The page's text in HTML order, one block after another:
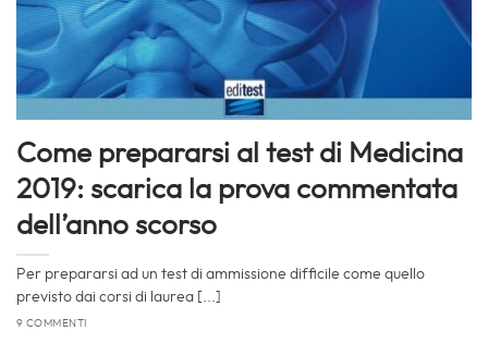
Come prepararsi al test di Medicina
2019: scarica la prova commentata
dell’anno scorso
Per prepararsi ad un test di ammissione difficile come quello
previsto dai corsi di laurea [...]
9 COMMENTI